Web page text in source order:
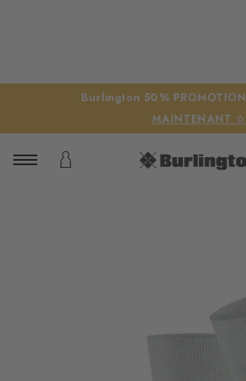
Burlington 50% PROMOTION
MAINTENANT ☆